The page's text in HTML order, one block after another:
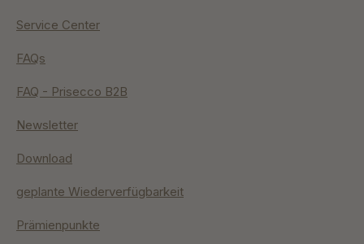
Service Center
FAQs
FAQ - Prisecco B2B
Newsletter
Download
geplante Wiederverfügbarkeit
Prämienpunkte